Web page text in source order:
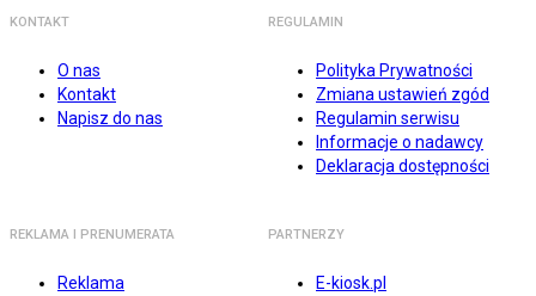
KONTAKT
O nas
Kontakt
Napisz do nas
REGULAMIN
Polityka Prywatności
Zmiana ustawień zgód
Regulamin serwisu
Informacje o nadawcy
Deklaracja dostępności
REKLAMA I PRENUMERATA
Reklama
PARTNERZY
E-kiosk.pl